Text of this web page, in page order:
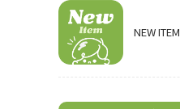
NEW ITEM